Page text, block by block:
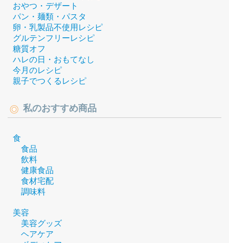
おやつ・デザート
パン・麺類・パスタ
卵・乳製品不使用レシピ
グルテンフリーレシピ
糖質オフ
ハレの日・おもてなし
今月のレシピ
親子でつくるレシピ
私のおすすめ商品
食
食品
飲料
健康食品
食材宅配
調味料
美容
美容グッズ
ヘアケア